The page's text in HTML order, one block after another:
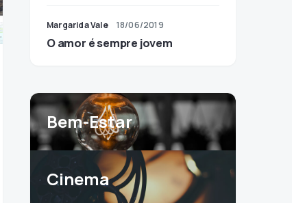
Margarida Vale 18/06/2019
O amor é sempre jovem
Bem-Estar
Cinema